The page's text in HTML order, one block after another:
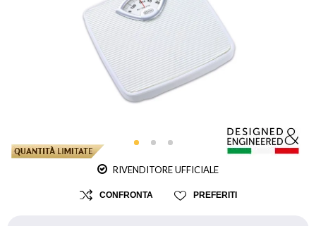
RIVENDITORE UFFICIALE
CONFRONTA PREFERITI